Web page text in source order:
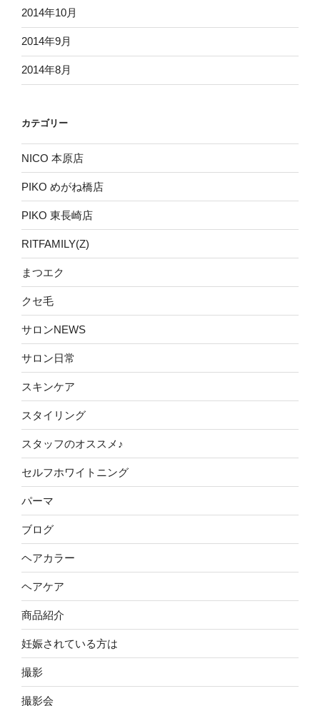
2014年10月
2014年9月
2014年8月
カテゴリー
NICO 本原店
PIKO めがね橋店
PIKO 東長崎店
RITFAMILY(Z)
まつエク
クセ毛
サロンNEWS
サロン日常
スキンケア
スタイリング
スタッフのオススメ♪
セルフホワイトニング
パーマ
ブログ
ヘアカラー
ヘアケア
商品紹介
妊娠されている方は
撮影
撮影会